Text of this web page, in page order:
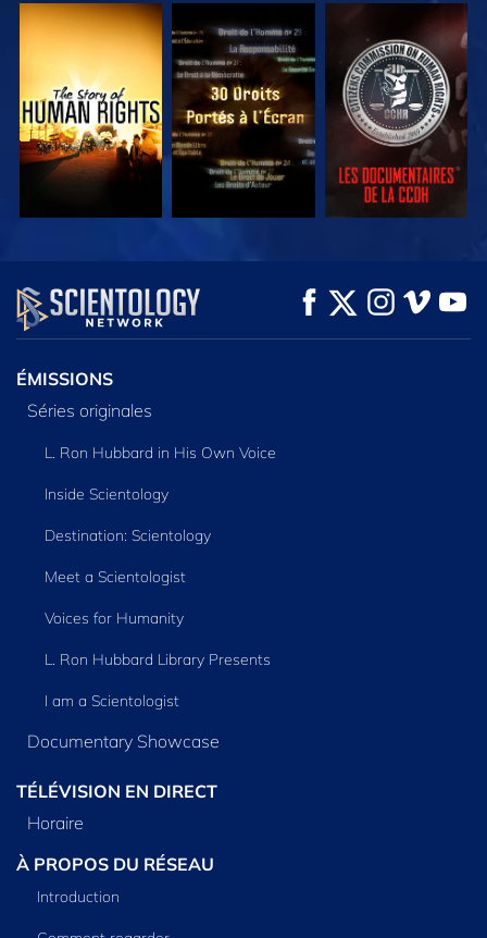
REGARDER REGARDER REGARDER
REGARDER REGARDER
DÉCOUVRIR LES
SÉRIES
ÉMISSIONS
Séries originales
L. Ron Hubbard in His Own Voice
Inside Scientology
Destination: Scientology
Meet a Scientologist
Voices for Humanity
L. Ron Hubbard Library Presents
I am a Scientologist
Documentary Showcase
TÉLÉVISION EN DIRECT
Horaire
À PROPOS DU RÉSEAU
Introduction